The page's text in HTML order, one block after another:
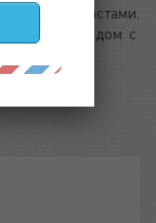
контрастами.
рядом с